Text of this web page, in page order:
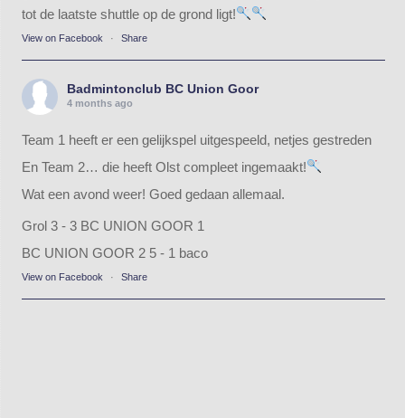
tot de laatste shuttle op de grond ligt!
View on Facebook · Share
Badmintonclub BC Union Goor
4 months ago
Team 1 heeft er een gelijkspel uitgespeeld, netjes gestreden
En Team 2… die heeft Olst compleet ingemaakt!
Wat een avond weer! Goed gedaan allemaal.
Grol 3 - 3 BC UNION GOOR 1
BC UNION GOOR 2 5 - 1 baco
View on Facebook · Share